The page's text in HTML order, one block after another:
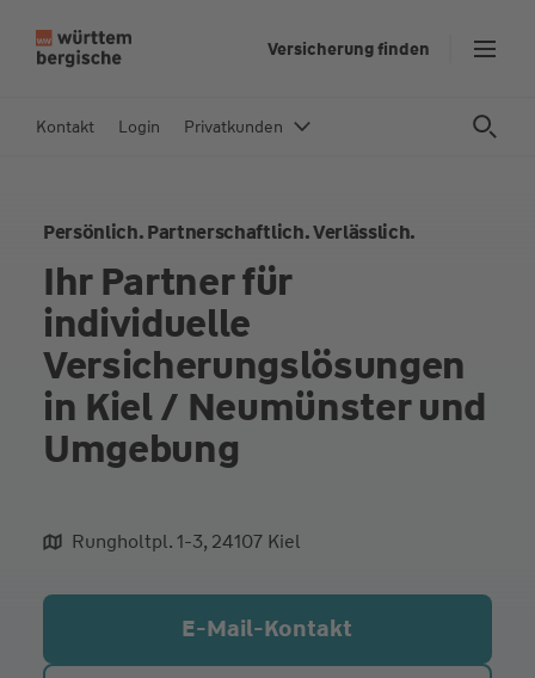
In
Versicherung finden
Kontakt Login Privatkunden
Persönlich. Partnerschaftlich. Verlässlich.
Ihr Partner für
individuelle
Versicherungslösungen
in Kiel / Neumünster und
Umgebung
aliqua culpa cillum ullamco
Rungholtpl. 1-3, 24107 Kiel
E-Mail-Kontakt